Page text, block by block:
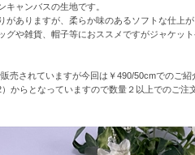
キャンバスの生地です。
がありますが、柔らか味のあるソフトな仕上が
グや雑貨、帽子等におススメですがジャケッ
売されていますが今回は￥490/50cmでのご紹
からとなっていますので数量２以上でのご注